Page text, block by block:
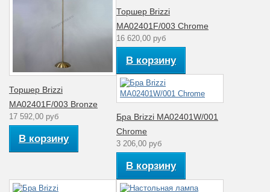
Торшер Brizzi
MA02401F/003 Bronze
17 592,00 руб
В корзину
Торшер Brizzi
MA02401F/003 Chrome
16 620,00 руб
В корзину
Бра Brizzi MA02401W/001
Chrome
3 206,00 руб
В корзину